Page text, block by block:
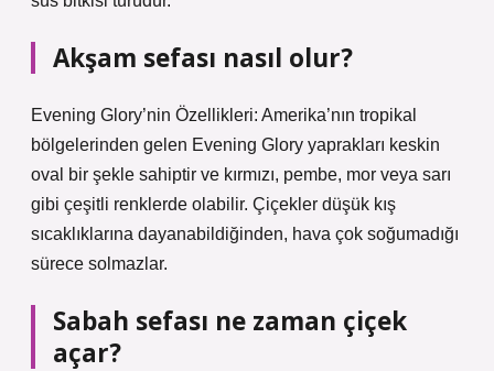
Akşam sefası nasıl olur?
Evening Glory’nin Özellikleri: Amerika’nın tropikal
bölgelerinden gelen Evening Glory yaprakları keskin
oval bir şekle sahiptir ve kırmızı, pembe, mor veya sarı
gibi çeşitli renklerde olabilir. Çiçekler düşük kış
sıcaklıklarına dayanabildiğinden, hava çok soğumadığı
sürece solmazlar.
Sabah sefası ne zaman çiçek
açar?